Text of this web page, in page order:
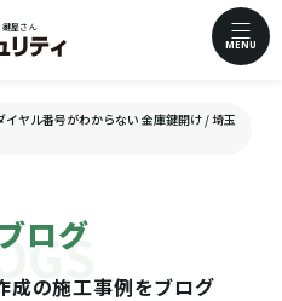
鍵屋さん
MENU
イヤル番号がわからない 金庫鍵開け / 埼玉
ログ
成の施工事例をブログ